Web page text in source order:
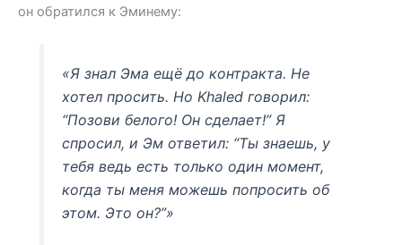
он обратился к Эминему:
«Я знал Эма ещё до контракта. Не
хотел просить. Но Khaled говорил:
“Позови белого! Он сделает!” Я
спросил, и Эм ответил: “Ты знаешь, у
тебя ведь есть только один момент,
когда ты меня можешь попросить об
этом. Это он?”»